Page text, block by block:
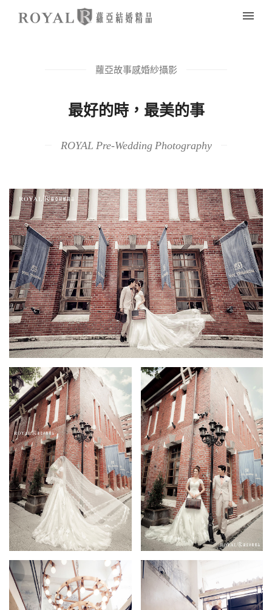
蘿亞故事感婚紗攝影
最好的時，最美的事
ROYAL Pre-Wedding Photography